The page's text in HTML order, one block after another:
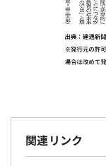
関連リンク